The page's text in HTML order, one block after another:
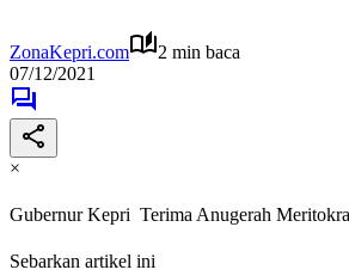
ZonaKepri.com
2 min baca
07/12/2021
×
Gubernur Kepri Terima Anugerah
Sebarkan artikel ini